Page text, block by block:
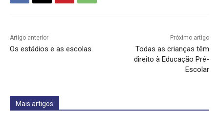
Artigo anterior
Os estádios e as escolas
Próximo artigo
Todas as crianças têm
direito à Educação Pré-
Escolar
Mais artigos